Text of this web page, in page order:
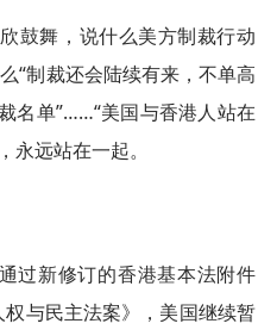
鼓舞，说什么美方制裁行动
“制裁还会陆续有来，不单高
名单”……“美国与香港人站在
远站在一起。
过新修订的香港基本法附件
与民主法案》，美国继续暂